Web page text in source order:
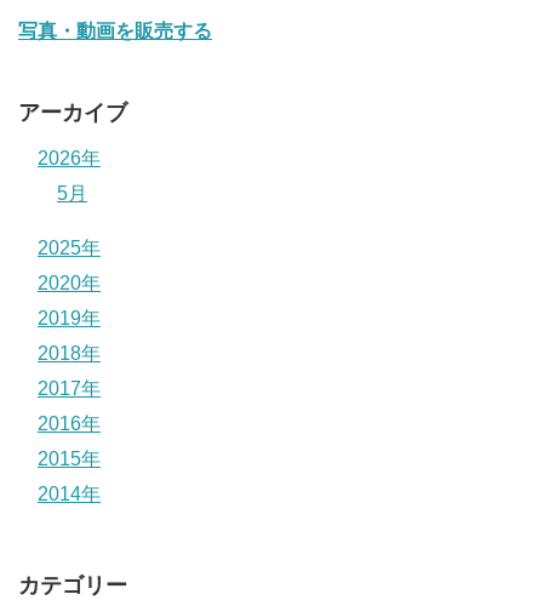
写真・動画を販売する
アーカイブ
2026年
5月
2025年
2020年
2019年
2018年
2017年
2016年
2015年
2014年
カテゴリー